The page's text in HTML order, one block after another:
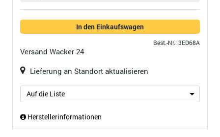
In den Einkaufswagen
Best.-Nr.: 3ED68A
Versand Wacker 24
Lieferung an Standort aktualisieren
Auf die Liste
Herstellerinformationen